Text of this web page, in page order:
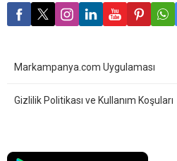
bambu tuvalet kağıdı,...
Markampanya.com Uygulaması
Gizlilik Politikası ve Kullanım Koşuları